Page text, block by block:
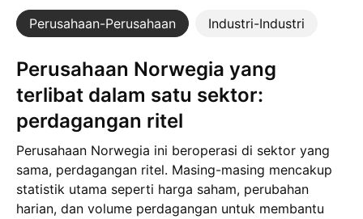
Perusahaan-Perusahaan Industri-Industri
Perusahaan Norwegia yang
terlibat dalam satu sektor:
perdagangan ritel
Perusahaan Norwegia ini beroperasi di sektor yang
sama, perdagangan ritel. Masing-masing mencakup
statistik utama seperti harga saham, perubahan
harian, dan volume perdagangan untuk membantu